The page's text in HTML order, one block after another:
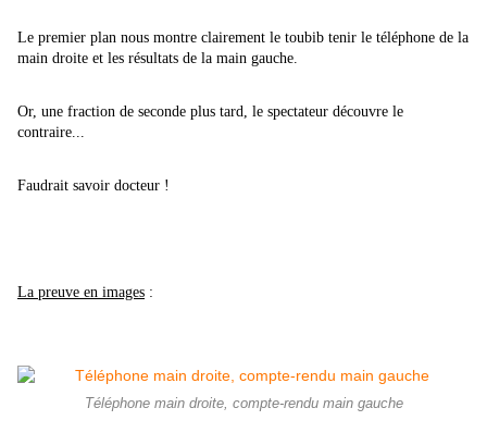
Le premier plan nous montre clairement le toubib tenir le téléphone de la
main droite et les résultats de la main gauche.
Or, une fraction de seconde plus tard, le spectateur découvre le
contraire...
Faudrait savoir docteur !
La preuve en images :
Téléphone main droite, compte-rendu main gauche